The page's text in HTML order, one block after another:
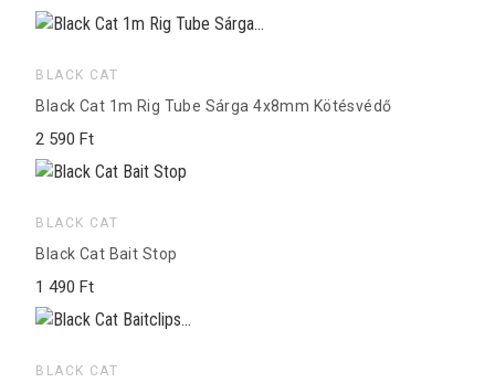
BLACK CAT
Black Cat 1m Rig Tube Sárga 4x8mm Kötésvédő
2 590 Ft
BLACK CAT
Black Cat Bait Stop
1 490 Ft
BLACK CAT